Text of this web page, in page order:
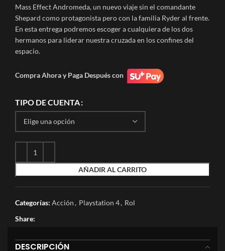
precios:
desde
$59.900
hasta
Mass Effect Andromeda, un nuevo viaje sin el comandante
Shepard como protagonista pero con la familia Ryder al frente.
En esta entrega podremos escoger a cualquiera de los dos
hermanos para liderar nuestra cruzada en los confines del
espacio.
Compra Ahora y Paga Después con
TIPO DE CUENTA
AÑADIR AL CARRITO
Categorías: Acción, Playstation 4, Rol
Share:
DESCRIPCIÓN